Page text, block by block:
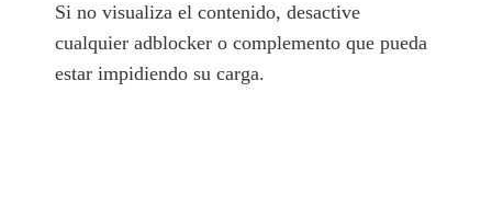
Si no visualiza el contenido, desactive
cualquier adblocker o complemento que pueda
estar impidiendo su carga.